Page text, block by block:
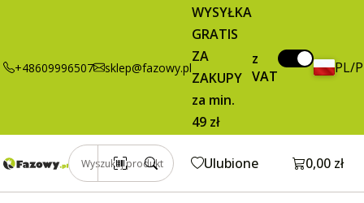
+48609996507 sklep@fazowy.pl
WYSYŁKA
GRATIS
ZA
ZAKUPY
za min.
49 zł
z
VAT
PL/
Wyszukaj produkt Ulubione Otwórz
0,00 zł
topikowa
brutto / szt. Dodaj do koszyka